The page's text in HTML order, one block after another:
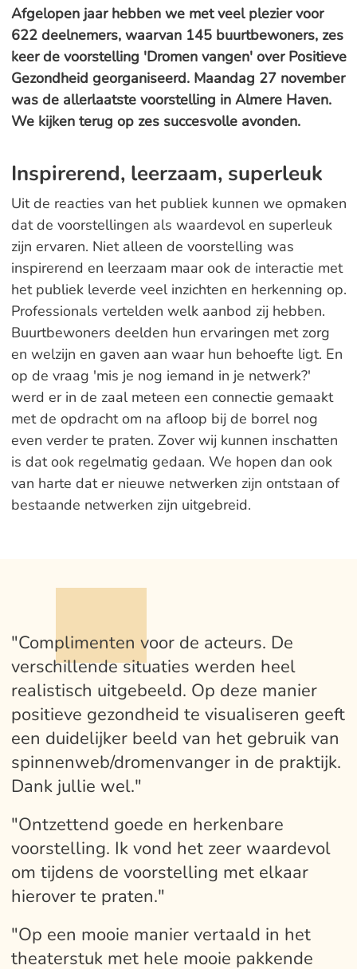
Afgelopen jaar hebben we met veel plezier voor
622 deelnemers, waarvan 145 buurtbewoners, zes
keer de voorstelling 'Dromen vangen' over Positieve
Gezondheid georganiseerd. Maandag 27 november
was de allerlaatste voorstelling in Almere Haven.
We kijken terug op zes succesvolle avonden.
Inspirerend, leerzaam, superleuk
Uit de reacties van het publiek kunnen we opmaken
dat de voorstellingen als waardevol en superleuk
zijn ervaren. Niet alleen de voorstelling was
inspirerend en leerzaam maar ook de interactie met
het publiek leverde veel inzichten en herkenning op.
Professionals vertelden welk aanbod zij hebben.
Buurtbewoners deelden hun ervaringen met zorg
en welzijn en gaven aan waar hun behoefte ligt. En
op de vraag 'mis je nog iemand in je netwerk?'
werd er in de zaal meteen een connectie gemaakt
met de opdracht om na afloop bij de borrel nog
even verder te praten. Zover wij kunnen inschatten
is dat ook regelmatig gedaan. We hopen dan ook
van harte dat er nieuwe netwerken zijn ontstaan of
bestaande netwerken zijn uitgebreid.
"Complimenten voor de acteurs. De
verschillende situaties werden heel
realistisch uitgebeeld. Op deze manier
positieve gezondheid te visualiseren geeft
een duidelijker beeld van het gebruik van
spinnenweb/dromenvanger in de praktijk.
Dank jullie wel."
"Ontzettend goede en herkenbare
voorstelling. Ik vond het zeer waardevol
om tijdens de voorstelling met elkaar
hierover te praten."
"Op een mooie manier vertaald in het
theaterstuk met hele mooie pakkende